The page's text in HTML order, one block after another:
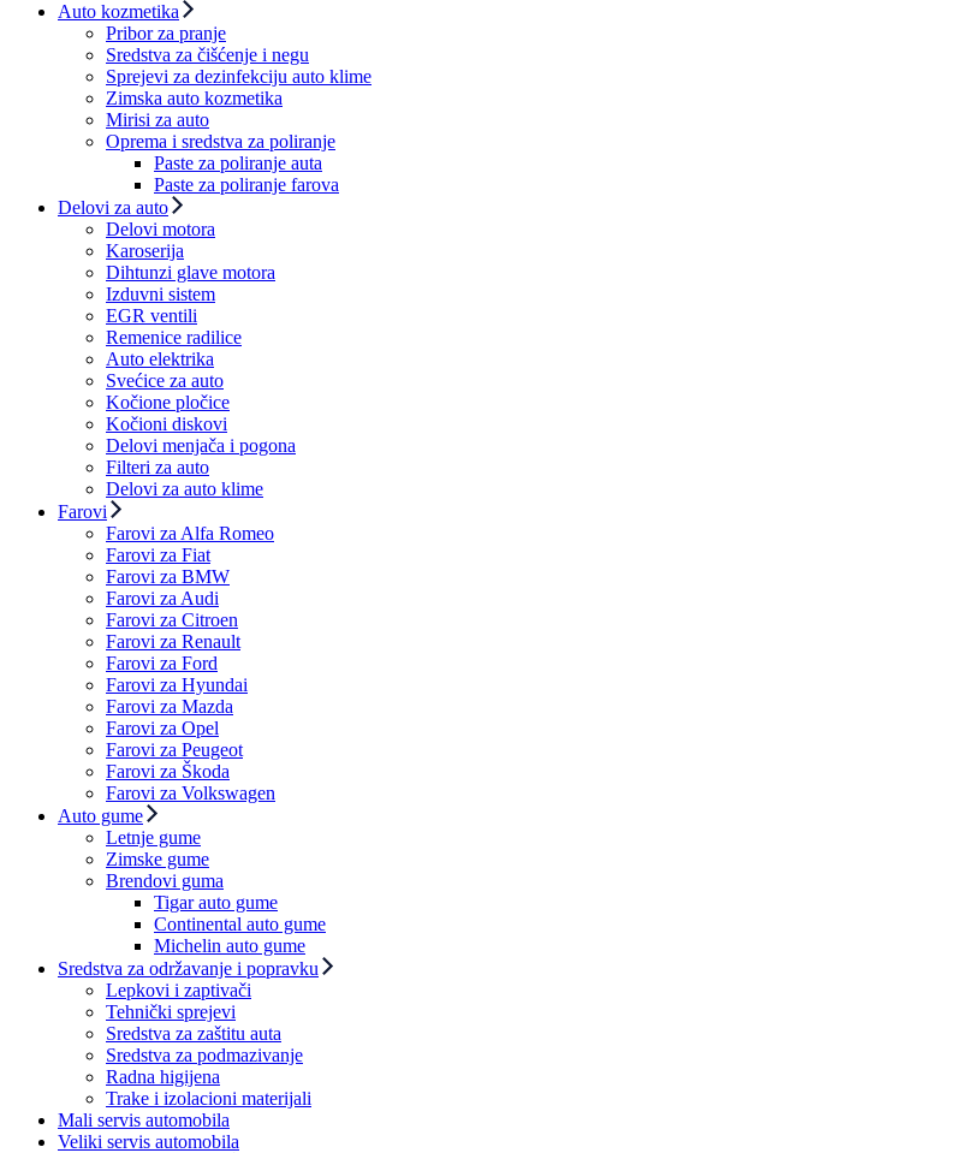
Auto kozmetika
Pribor za pranje
Sredstva za čišćenje i negu
Sprejevi za dezinfekciju auto klime
Zimska auto kozmetika
Mirisi za auto
Oprema i sredstva za poliranje
Paste za poliranje auta
Paste za poliranje farova
Delovi za auto
Delovi motora
Karoserija
Dihtunzi glave motora
Izduvni sistem
EGR ventili
Remenice radilice
Auto elektrika
Svećice za auto
Kočione pločice
Kočioni diskovi
Delovi menjača i pogona
Filteri za auto
Delovi za auto klime
Farovi
Farovi za Alfa Romeo
Farovi za Fiat
Farovi za BMW
Farovi za Audi
Farovi za Citroen
Farovi za Renault
Farovi za Ford
Farovi za Hyundai
Farovi za Mazda
Farovi za Opel
Farovi za Peugeot
Farovi za Škoda
Farovi za Volkswagen
Auto gume
Letnje gume
Zimske gume
Brendovi guma
Tigar auto gume
Continental auto gume
Michelin auto gume
Sredstva za održavanje i popravku
Lepkovi i zaptivači
Tehnički sprejevi
Sredstva za zaštitu auta
Sredstva za podmazivanje
Radna higijena
Trake i izolacioni materijali
Mali servis automobila
Veliki servis automobila